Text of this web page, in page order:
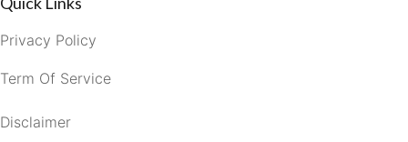
Privacy Policy
Term Of Service
Disclaimer